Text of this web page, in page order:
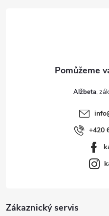
Zákaznický servis
Alžbeta
info
+420